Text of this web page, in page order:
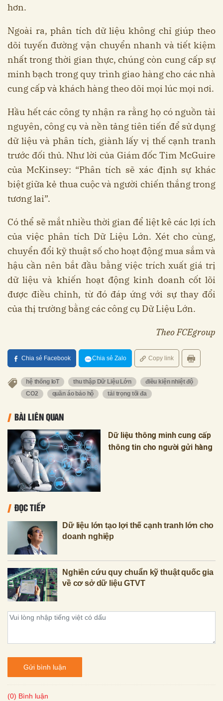
hơn.
Ngoài ra, phân tích dữ liệu không chỉ giúp theo
dõi tuyến đường vận chuyển nhanh và tiết kiệm
nhất trong thời gian thực, chúng còn cung cấp sự
minh bạch trong quy trình giao hàng cho các nhà
cung cấp và khách hàng theo dõi mọi lúc mọi nơi.
Hầu hết các công ty nhận ra rằng họ có nguồn tài
nguyên, công cụ và nền tảng tiên tiến để sử dụng
dữ liệu và phân tích, giành lấy vị thế cạnh tranh
trước đối thủ. Như lời của Giám đốc Tim McGuire
của McKinsey: “Phân tích sẽ xác định sự khác
biệt giữa kẻ thua cuộc và người chiến thắng trong
tương lai”.
Có thể sẽ mắt nhiều thời gian để liệt kê các lợi ích
của việc phân tích Dữ Liệu Lớn. Xét cho cùng,
chuyển đổi kỹ thuật số cho hoạt động mua sắm và
hậu cần nên bắt đầu bằng việc trích xuất giá trị
dữ liệu và khiến hoạt động kinh doanh cốt lõi
được điều chỉnh, từ đó đáp ứng với sự thay đổi
của thị trường bằng các công cụ Dữ Liệu Lớn.
Theo FCEgroup
Chia sẻ Facebook Chia sẻ Zalo Copy link
hệ thống IoT thu thập Dữ Liệu Lớn
điều kiện nhiệt độ
CO2
quần áo bảo hộ tải trọng tối đa
BÀI LIÊN QUAN
Dữ liệu thông minh cung cấp
thông tin cho người gửi hàng
ĐỌC TIẾP
Dữ liệu lớn tạo lợi thế cạnh tranh lớn cho
doanh nghiệp
Nghiên cứu quy chuẩn kỹ thuật quốc gia
về cơ sở dữ liệu GTVT
Gửi bình luận
(0) Bình luận